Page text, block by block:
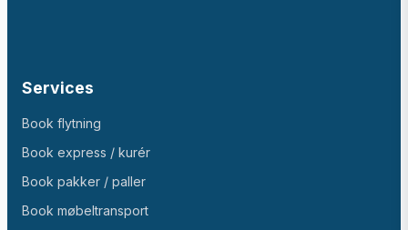
Services
Book flytning
Book express / kurér
Book pakker / paller
Book møbeltransport